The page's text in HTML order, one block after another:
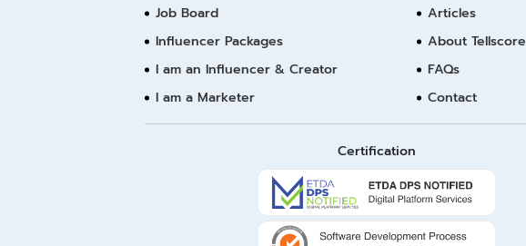
Job Board
Influencer Packages
I am an Influencer & Creator
I am a Marketer
Articles
About Tellscore
FAQs
Contact
Certification